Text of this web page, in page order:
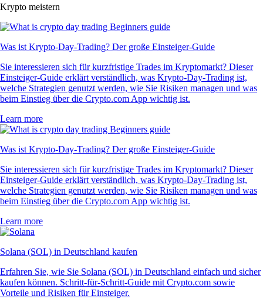
Krypto meistern
Was ist Krypto-Day-Trading? Der große Einsteiger-Guide
Sie interessieren sich für kurzfristige Trades im Kryptomarkt? Dieser
Einsteiger-Guide erklärt verständlich, was Krypto-Day-Trading ist,
welche Strategien genutzt werden, wie Sie Risiken managen und was
beim Einstieg über die Crypto.com App wichtig ist.
Learn more
Was ist Krypto-Day-Trading? Der große Einsteiger-Guide
Sie interessieren sich für kurzfristige Trades im Kryptomarkt? Dieser
Einsteiger-Guide erklärt verständlich, was Krypto-Day-Trading ist,
welche Strategien genutzt werden, wie Sie Risiken managen und was
beim Einstieg über die Crypto.com App wichtig ist.
Learn more
Solana (SOL) in Deutschland kaufen
Erfahren Sie, wie Sie Solana (SOL) in Deutschland einfach und sicher
kaufen können. Schritt-für-Schritt-Guide mit Crypto.com sowie
Vorteile und Risiken für Einsteiger.